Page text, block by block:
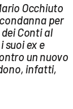
Occhiuto
per
Conti al
suoi ex e
un nuovo
infatti,